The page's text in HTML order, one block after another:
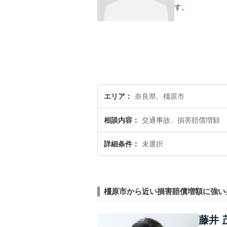
す。
エリア 奈良県、橿原市
相談内容 交通事故、損害賠償増額
詳細条件 未選択
橿原市から近い損害賠償増額に強
藤井